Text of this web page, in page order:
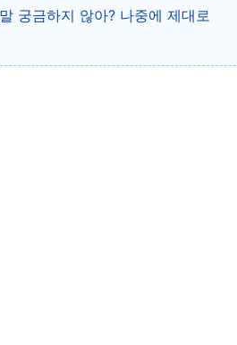
궁금하지 않아? 나중에 제대로